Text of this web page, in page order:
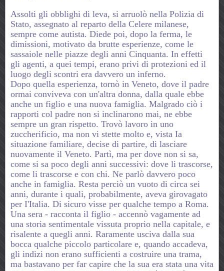
Assolti gli obblighi di leva, si arruolò nella Polizia di
Stato, assegnato al reparto della Celere milanese,
sempre come autista. Diede poi, dopo la ferma, le
dimissioni, motivato da brutte esperienze, come le
sassaiole nelle piazze degli anni Cinquanta. In effetti
gli agenti, a quei tempi, erano privi di protezioni ed il
luogo degli scontri era davvero un inferno.
Dopo quella esperienza, tornò in Veneto, dove il padre
ormai conviveva con un'altra donna, dalla quale ebbe
anche un figlio e una nuova famiglia. Malgrado ciò i
rapporti col padre non si inclinarono mai, ne ebbe
sempre un gran rispetto. Trovò lavoro in uno
zuccherificio, ma non vi stette molto e, vista Ia
situazione familiare, decise di partire, di lasciare
nuovamente il Veneto. Partì, ma per dove non si sa,
come si sa poco degli anni successivi: dove li trascorse,
come li trascorse e con chi. Ne parlò davvero poco
anche in famiglia. Resta perciò un vuoto di circa sei
anni, durante i quali, probabilmente, aveva girovagato
per I'Italia. Di sicuro visse per qualche tempo a Roma.
Una sera - racconta il figlio - accennò vagamente ad
una storia sentimentale vissuta proprio nella capitale, e
risalente a quegli anni. Raramente usciva dalla sua
bocca qualche piccolo particolare e, quando accadeva,
gli indizi non erano sufficienti a costruire una trama,
ma bastavano per far capire che la sua era stata una vita